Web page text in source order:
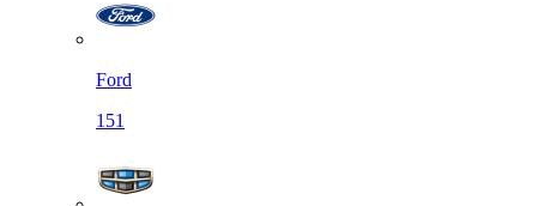
Ford
151